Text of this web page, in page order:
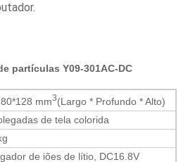
partículas Y09-301AC-DC
mm3(Largo * Profundo * Alto)
de tela colorida
de iões de lítio, DC16.8V